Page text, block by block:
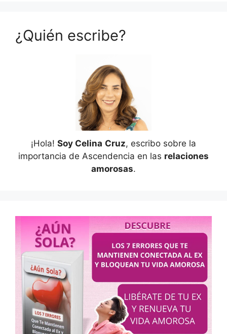
¿Quién escribe?
¡Hola! Soy Celina Cruz, escribo sobre la
importancia de Ascendencia en las relaciones
amorosas.